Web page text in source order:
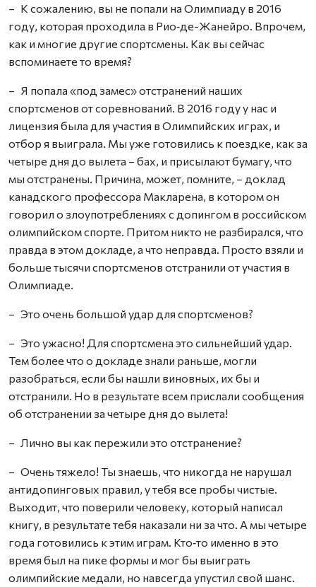
– К сожалению, вы не попали на Олимпиаду в 2016
году, которая проходила в Рио‑де-Жанейро. Впрочем,
как и многие другие спортсмены. Как вы сейчас
вспоминаете то время?
– Я попала «под замес» отстранений наших
спортсменов от соревнований. В 2016 году у нас и
лицензия была для участия в Олимпийских играх, и
отбор я выиграла. Мы уже готовились к поездке, как за
четыре дня до вылета – бах, и присылают бумагу, что
мы отстранены. Причина, может, помните, – доклад
канадского профессора Макларена, в котором он
говорил о злоупотреблениях с допингом в российском
олимпийском спорте. Притом никто не разбирался, что
правда в этом докладе, а что неправда. Просто взяли и
больше тысячи спортсменов отстранили от участия в
Олимпиаде.
– Это очень большой удар для спортсменов?
– Это ужасно! Для спортсмена это сильнейший удар.
Тем более что о докладе знали раньше, могли
разобраться, если бы нашли виновных, их бы и
отстранили. Но в результате всем прислали сообщения
об отстранении за четыре дня до вылета!
– Лично вы как пережили это отстранение?
– Очень тяжело! Ты знаешь, что никогда не нарушал
антидопинговых правил, у тебя все пробы чистые.
Выходит, что поверили человеку, который написал
книгу, в результате тебя наказали ни за что. А мы четыре
года готовились к этим играм. Кто‑то именно в это
время был на пике формы и мог бы выиграть
олимпийские медали, но навсегда упустил свой шанс.